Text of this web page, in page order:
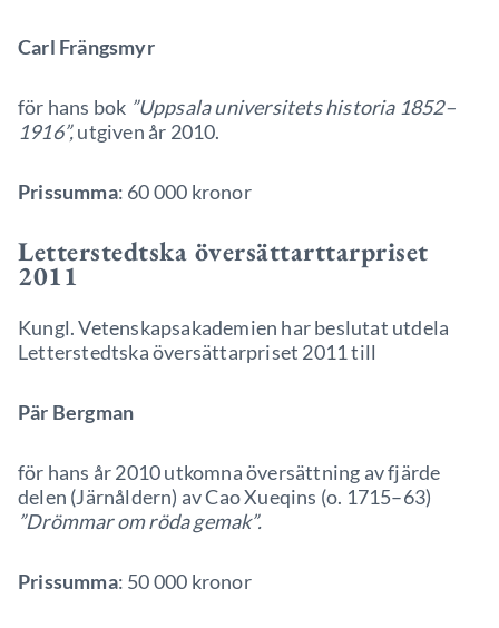
Carl Frängsmyr
för hans bok ”Uppsala universitets historia 1852–
1916”,utgiven år 2010.
Prissumma: 60 000 kronor
Letterstedtska översättarttarpriset
2011
Kungl. Vetenskapsakademien har beslutat utdela
Letterstedtska översättarpriset 2011 till
Pär Bergman
för hans år 2010 utkomna översättning av fjärde
delen (Järnåldern) av Cao Xueqins (o. 1715–63)
”Drömmar om röda gemak”.
Prissumma: 50 000 kronor